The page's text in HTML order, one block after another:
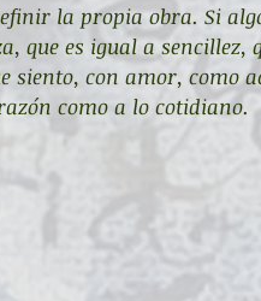
la propia obra. Si
que es igual a sencillez,
con amor, como
como a lo cotidiano.